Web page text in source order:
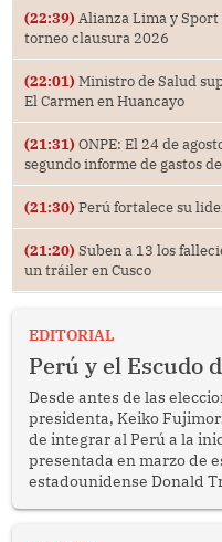
(22:39) Alianza Lima y Sport
torneo clausura 2026
(22:01) Ministro de Salud
El Carmen en Huancayo
(21:31) ONPE: El 24 de
segundo informe de gastos
(21:30) Perú fortalece su
(21:20) Suben a 13 los
un tráiler en Cusco
EDITORIAL
Perú y el Escudo
Desde antes de las
presidenta, Keiko
de integrar al Perú a la
presentada en marzo de
estadounidense Donald